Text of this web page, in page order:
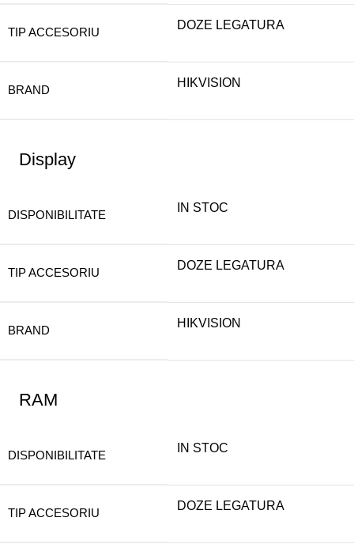
TIP ACCESORIU
DOZE LEGATURA
BRAND
HIKVISION
Display
DISPONIBILITATE
IN STOC
TIP ACCESORIU
DOZE LEGATURA
BRAND
HIKVISION
RAM
DISPONIBILITATE
IN STOC
TIP ACCESORIU
DOZE LEGATURA